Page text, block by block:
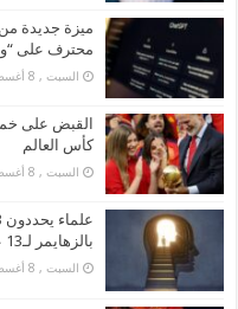
ميزة جديدة
محترف على
السبت , 8 أغسطس 2026
القبض على
كأس العالم
السبت , 8 أغسطس 2026
بالزهايمر لـ13 عاماً
السبت , 8 أغسطس 2026